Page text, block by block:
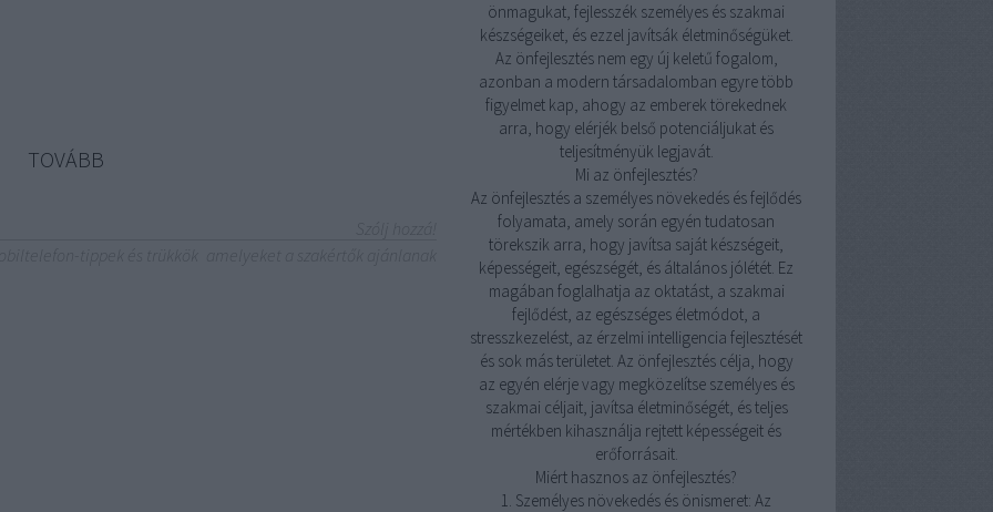
TOVÁBB
önmagukat, fejlesszék személyes és szakmai
készségeiket, és ezzel javítsák életminőségüket.
Az önfejlesztés nem egy új keletű fogalom,
azonban a modern társadalomban egyre több
figyelmet kap, ahogy az emberek törekednek
arra, hogy elérjék belső potenciáljukat és
teljesítményük legjavát.
Mi az önfejlesztés?
Az önfejlesztés a személyes növekedés és fejlődés
folyamata, amely során egyén tudatosan
törekszik arra, hogy javítsa saját készségeit,
képességeit, egészségét, és általános jólétét. Ez
magában foglalhatja az oktatást, a szakmai
fejlődést, az egészséges életmódot, a
stresszkezelést, az érzelmi intelligencia fejlesztését
és sok más területet. Az önfejlesztés célja, hogy
az egyén elérje vagy megközelítse személyes és
szakmai céljait, javítsa életminőségét, és teljes
mértékben kihasználja rejtett képességeit és
erőforrásait.
Miért hasznos az önfejlesztés?
1. Személyes növekedés és önismeret: Az